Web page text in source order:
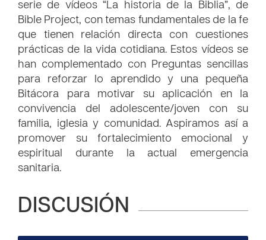
serie de vídeos “La historia de la Biblia”, de
Bible Project, con temas fundamentales de la fe
que tienen relación directa con cuestiones
prácticas de la vida cotidiana. Estos vídeos se
han complementado con Preguntas sencillas
para reforzar lo aprendido y una pequeña
Bitácora para motivar su aplicación en la
convivencia del adolescente/joven con su
familia, iglesia y comunidad. Aspiramos así a
promover su fortalecimiento emocional y
espiritual durante la actual emergencia
sanitaria.
DISCUSIÓN